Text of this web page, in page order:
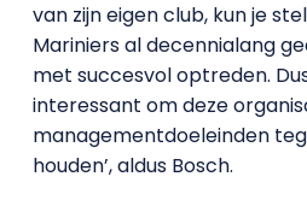
van zijn eigen club, kun je
Mariniers al decennialang
met succesvol optreden.
interessant om deze
managementdoeleinden
houden’, aldus Bosch.